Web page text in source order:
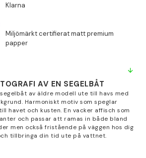
AV EN SEGELBÅT
av äldre modell ute till havs med
Harmoniskt motiv som speglar
havet och kusten. En vacker affisch som
och passar att ramas in både bland
men också fristående på väggen hos dig
tillbringa din tid ute på vattnet.